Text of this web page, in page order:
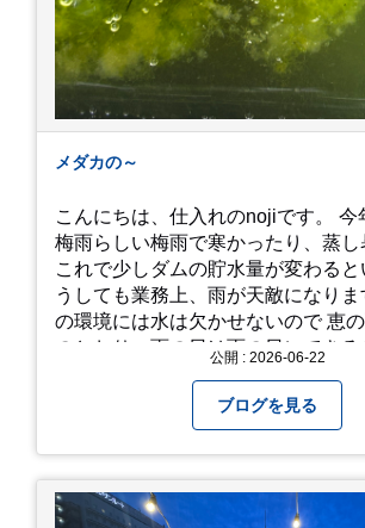
メダカの～
こんにちは、仕入れのnojiです。 今
梅雨らしい梅雨で寒かったり、蒸し
これで少しダムの貯水量が変わる
うしても業務上、雨が天敵になり
の環境には水は欠かせないので 恵
のとおり、雨の日は雨の日にでき
になってしまいましたが、お家には
続く ヒメダカがいますが、そのメ
ンボが卵を産んで、ヤゴがいたり
りします。ヤゴはメダカを食べて
とは別にしたいのですが、トンボに
公開 : 2026-06-22
ブログを見る